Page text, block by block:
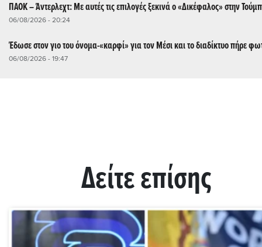
ΠΑΟΚ – Άντερλεχτ: Με αυτές τις επιλογές ξεκινά ο «Δικέφαλος» στην
06/08/2026 - 20:24
Έδωσε στον γιο του όνομα-«καρφί» για τον Μέσι και το διαδίκτυο πήρε
06/08/2026 - 19:47
Δείτε επίσης